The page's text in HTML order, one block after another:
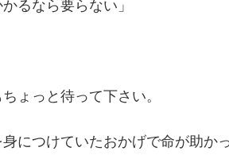
かるなら要らない」
ょっと待って下さい。
につけていたおかげで命が助かっ